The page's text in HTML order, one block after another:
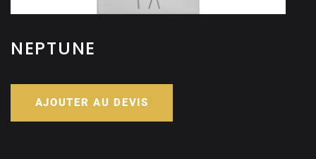
NEPTUNE
AJOUTER AU DEVIS